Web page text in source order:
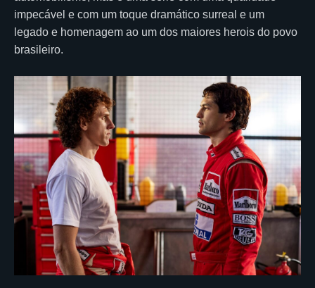
impecável e com um toque dramático surreal e um
legado e homenagem ao um dos maiores herois do povo
brasileiro.